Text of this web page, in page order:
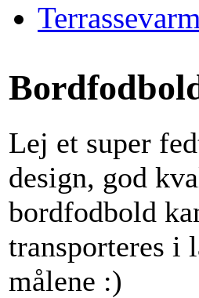
Lej et super
design, god
bordfodbold
transporteres i
målene :)